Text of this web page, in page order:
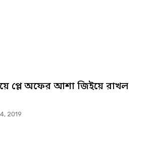
প্লে অফের আশা জিইয়ে রাখল
2019